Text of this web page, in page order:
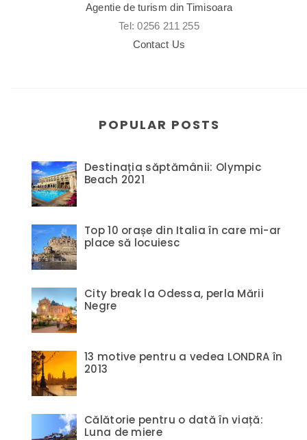
Agentie de turism din Timisoara
Tel: 0256 211 255
Contact Us
POPULAR POSTS
Destinația săptămânii: Olympic
Beach 2021
Top 10 orașe din Italia în care mi-ar
place să locuiesc
City break la Odessa, perla Mării
Negre
13 motive pentru a vedea LONDRA în
2013
Călătorie pentru o dată în viață:
Luna de miere